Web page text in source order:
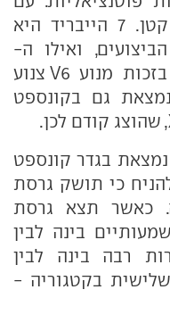
הדמיון הרב, קיים גם שוני קטן. 7 הייבריד היא
ואילו ה-
S400 יותר חסכנית בדלק בזכות מנוע V6 צנוע
גם בקונספט
נמצאת בגדר קונספט
כי תושק גרסת
כאשר תצא גרסת
בינה לבין
רבה בינה לבין